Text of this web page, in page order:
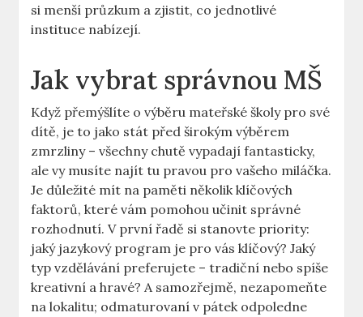
si menší průzkum a zjistit, co jednotlivé
instituce nabízejí.
Jak vybrat správnou MŠ
Když přemýšlíte o výběru mateřské školy pro své
dítě, je to jako stát před širokým výběrem
zmrzliny – všechny chutě vypadají fantasticky,
ale vy musíte najít tu pravou pro vašeho miláčka.
Je důležité mít na paměti několik klíčových
faktorů, které vám pomohou učinit správné
rozhodnutí. V první řadě si stanovte priority:
jaký jazykový program je pro vás klíčový? Jaký
typ vzdělávání preferujete – tradiční nebo spíše
kreativní a hravé? A samozřejmě, nezapomeňte
na lokalitu; odmaturovaní v pátek odpoledne